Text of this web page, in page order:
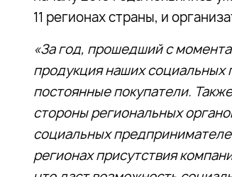
11 регионах страны, и
«За год, прошедший с
продукция наших социальных
постоянные покупатели.
стороны региональных
социальных
регионах присутствия